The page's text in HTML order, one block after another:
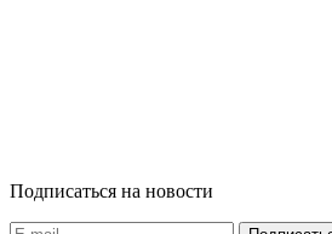
Подписаться на новости